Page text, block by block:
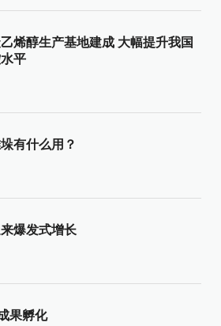
烯醇生产基地建成 大幅提升我国
平
有什么用？
爆发式增长
果孵化